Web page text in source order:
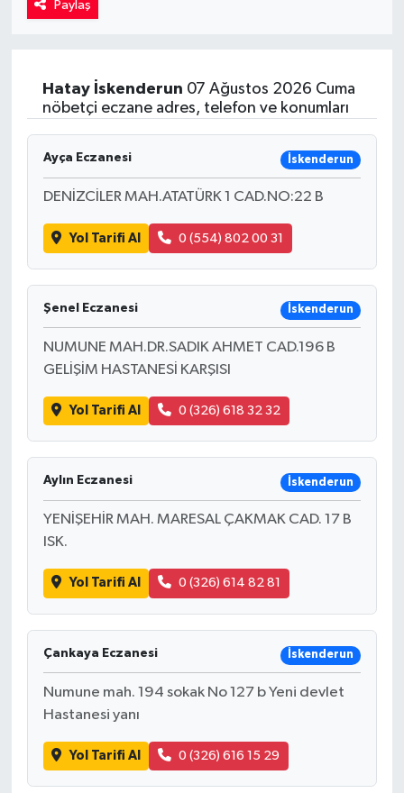
Paylaş
Hatay İskenderun 07 Ağustos 2026 Cuma
nöbetçi eczane adres, telefon ve konumları
Ayça Eczanesi İskenderun
DENİZCİLER MAH.ATATÜRK 1 CAD.NO:22 B
Yol Tarifi Al 0 (554) 802 00 31
Şenel Eczanesi İskenderun
NUMUNE MAH.DR.SADIK AHMET CAD.196 B
GELİŞİM HASTANESİ KARŞISI
Yol Tarifi Al 0 (326) 618 32 32
Aylın Eczanesi İskenderun
YENİŞEHİR MAH. MARESAL ÇAKMAK CAD. 17 B
ISK.
Yol Tarifi Al 0 (326) 614 82 81
Çankaya Eczanesi İskenderun
Numune mah. 194 sokak No 127 b Yeni devlet
Hastanesi yanı
Yol Tarifi Al 0 (326) 616 15 29
Magazin
Yaşam